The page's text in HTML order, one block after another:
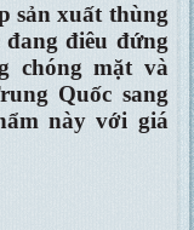
sản xuất thùng
điêu đứng
chóng mặt và
Quốc sang
này với giá